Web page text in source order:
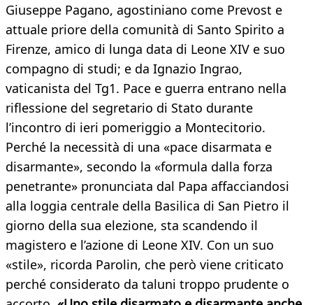
Giuseppe Pagano, agostiniano come Prevost e
attuale priore della comunità di Santo Spirito a
Firenze, amico di lunga data di Leone XIV e suo
compagno di studi; e da Ignazio Ingrao,
vaticanista del Tg1. Pace e guerra entrano nella
riflessione del segretario di Stato durante
l’incontro di ieri pomeriggio a Montecitorio.
Perché la necessità di una «pace disarmata e
disarmante», secondo la «formula dalla forza
penetrante» pronunciata dal Papa affacciandosi
alla loggia centrale della Basilica di San Pietro il
giorno della sua elezione, sta scandendo il
magistero e l’azione di Leone XIV. Con un suo
«stile», ricorda Parolin, che però viene criticato
perché considerato da taluni troppo prudente o